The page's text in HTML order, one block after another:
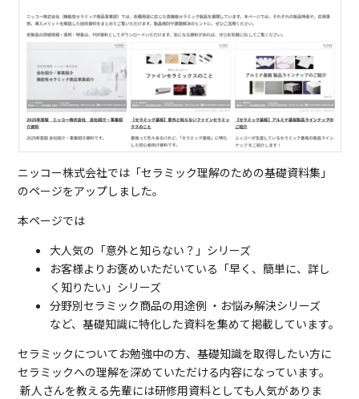
ニッコー株式会社では「セラミック理解のための基礎資料集」
のページをアップしました。
本ページでは
大人気の「意外と知らない？」シリーズ
お客様よりお褒めいただいている「早く、簡単に、詳し
く知りたい」シリーズ
分野別セラミック商品の用途例 ・お悩み解決シリーズ
など、基礎知識に特化した資料を集めて掲載しています。
セラミックについてお勉強中の方、基礎知識を取得したい方に
セラミックへの理解を深めていただける内容になっています。
新人さんを教える先輩には研修用資料としても人気がありま